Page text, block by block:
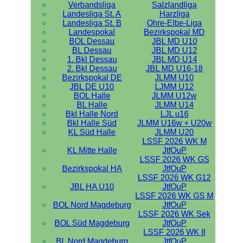
Verbandsliga
Salzlandliga
Landesliga St. A
Harzliga
Landesliga St. B
Ohre-Elbe-Liga
Landespokal
Bezirkspokal MD
BOL Dessau
JBL MD U10
BL Dessau
JBL MD U12
1. Bkl Dessau
JBL MD U14
2. Bkl Dessau
JBL MD U16-18
Bezirkspokal DE
JLMM U10
JBL DE U10
LJMM U12
BOL Halle
JLMM U12w
BL Halle
JLMM U14
Bkl Halle Nord
LJL u16
Bkl Halle Süd
JLMM U16w + U20w
KL Süd Halle
JLMM U20
KL Mitte Halle
LSSF 2026 WK M
JtfOuP
Bezirkspokal HA
LSSF 2026 WK GS
JtfOuP
JBL HA U10
LSSF 2026 WK G12
JtfOuP
BOL Nord Magdeburg
LSSF 2026 WK GS M
JtfOuP
BOL Süd Magdeburg
LSSF 2026 WK Sek
JtfOuP
BL Nord Magdeburg
LSSF 2026 WK II
JtfOuP